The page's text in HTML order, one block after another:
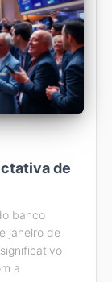
de
banco
janeiro de
a